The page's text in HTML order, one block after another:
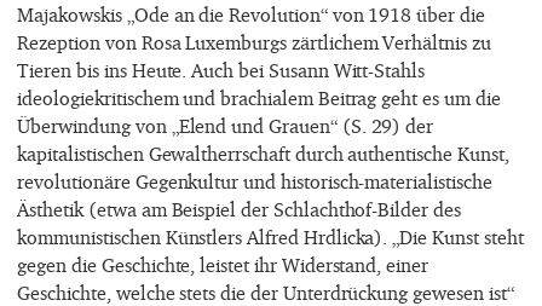
Majakowskis „Ode an die Revolution“ von 1918 über die
Rezeption von Rosa Luxemburgs zärtlichem Verhältnis zu
Tieren bis ins Heute. Auch bei Susann Witt-Stahls
ideologiekritischem und brachialem Beitrag geht es um die
Überwindung von „Elend und Grauen“ (S. 29) der
kapitalistischen Gewaltherrschaft durch authentische Kunst,
revolutionäre Gegenkultur und historisch-materialistische
Ästhetik (etwa am Beispiel der Schlachthof-Bilder des
kommunistischen Künstlers Alfred Hrdlicka). „Die Kunst steht
gegen die Geschichte, leistet ihr Widerstand, einer
Geschichte, welche stets die der Unterdrückung gewesen ist“